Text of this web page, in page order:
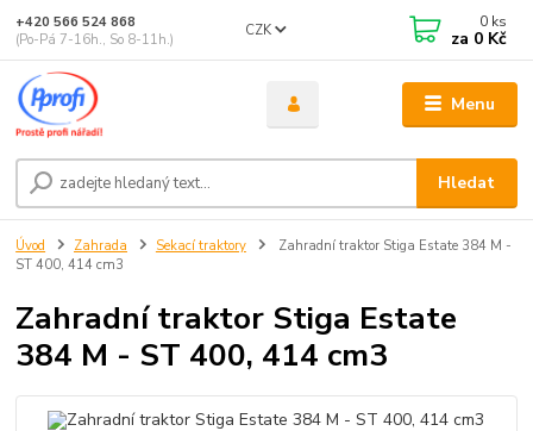
Menu
CZK
Hledat
+420 566 524 868
(Po-Pá 7-16h., So 8-11h.)
0 ks
za 0 Kč
Úvod Zahrada Sekací traktory
Zahradní traktor Stiga Estate 384 M -
ST 400, 414 cm3
Zahradní traktor Stiga Estate
384 M - ST 400, 414 cm3